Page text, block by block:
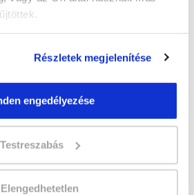
Részletek megjelenítése
engedélyezése
Testreszabás
Elengedhetetlen
és szempilla tanfolyam
kitöltésével
részletes